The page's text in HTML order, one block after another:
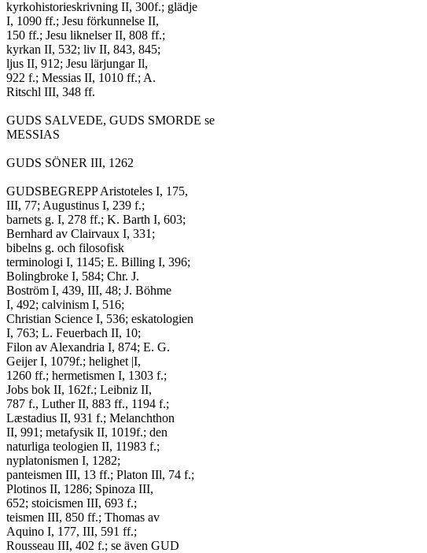
kyrkohistorieskrivning II, 300f.; glädje
I, 1090 ff.; Jesu förkunnelse II,
150 ff.; Jesu liknelser II, 808 ff.;
kyrkan II, 532; liv II, 843, 845;
ljus II, 912; Jesu lärjungar Il,
922 f.; Messias II, 1010 ff.; A.
Ritschl III, 348 ff.
GUDS SALVEDE, GUDS SMORDE se
MESSIAS
GUDS SÖNER III, 1262
GUDSBEGREPP Aristoteles I, 175,
III, 77; Augustinus I, 239 f.;
barnets g. I, 278 ff.; K. Barth I, 603;
Bernhard av Clairvaux I, 331;
bibelns g. och filosofisk
terminologi I, 1145; E. Billing I, 396;
Bolingbroke I, 584; Chr. J.
Boström I, 439, III, 48; J. Böhme
I, 492; calvinism I, 516;
Christian Science I, 536; eskatologien
I, 763; L. Feuerbach II, 10;
Filon av Alexandria I, 874; E. G.
Geijer I, 1079f.; helighet |I,
1260 ff.; hermetismen I, 1303 f.;
Jobs bok II, 162f.; Leibniz II,
787 f., Luther II, 883 ff., 1194 f.;
Læstadius II, 931 f.; Melanchthon
II, 991; metafysik II, 1019f.; den
naturliga teologien II, 11983 f.;
nyplatonismen I, 1282;
panteismen III, 13 ff.; Platon IIl, 74 f.;
Plotinos II, 1286; Spinoza III,
652; stoicismen III, 693 f.;
teismen III, 850 ff.; Thomas av
Aquino I, 177, III, 591 ff.;
Rousseau III, 402 f.; se även GUD